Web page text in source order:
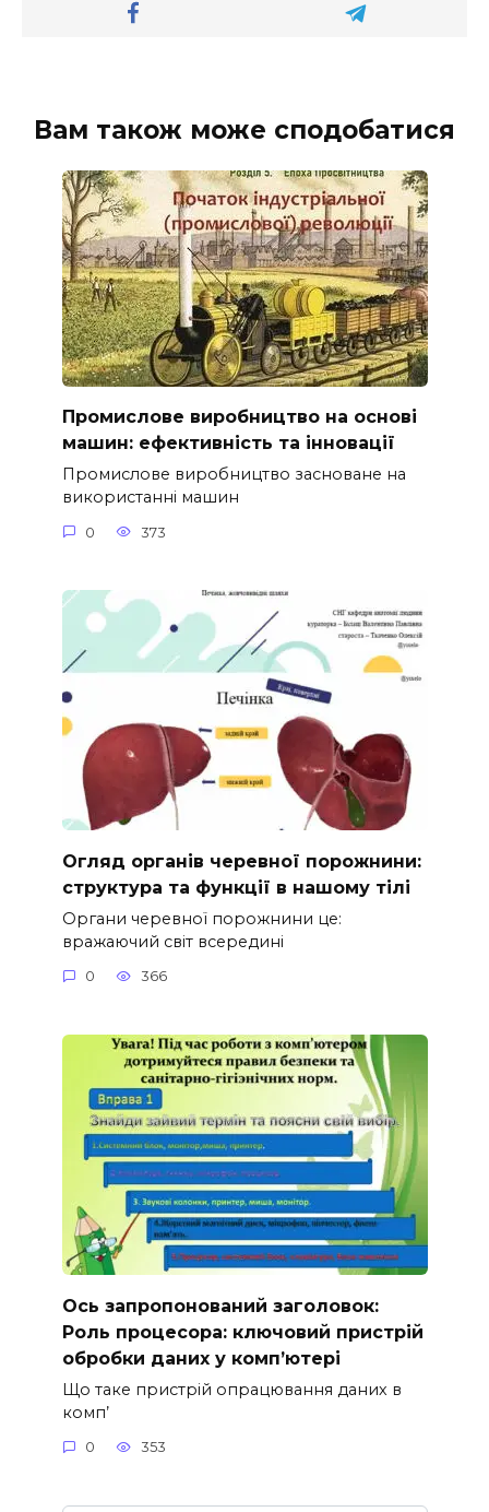
Вам також може сподобатися
Промислове виробництво на основі
машин: ефективність та інновації
Промислове виробництво засноване на
використанні машин
0 373
Огляд органів черевної порожнини:
структура та функції в нашому тілі
Органи черевної порожнини це:
вражаючий світ всередині
0 366
Ось запропонований заголовок:
Роль процесора: ключовий пристрій
обробки даних у комп’ютері
Що таке пристрій опрацювання даних в
комп’
0 353